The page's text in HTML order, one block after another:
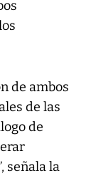
de ambos
de las
de
señala la